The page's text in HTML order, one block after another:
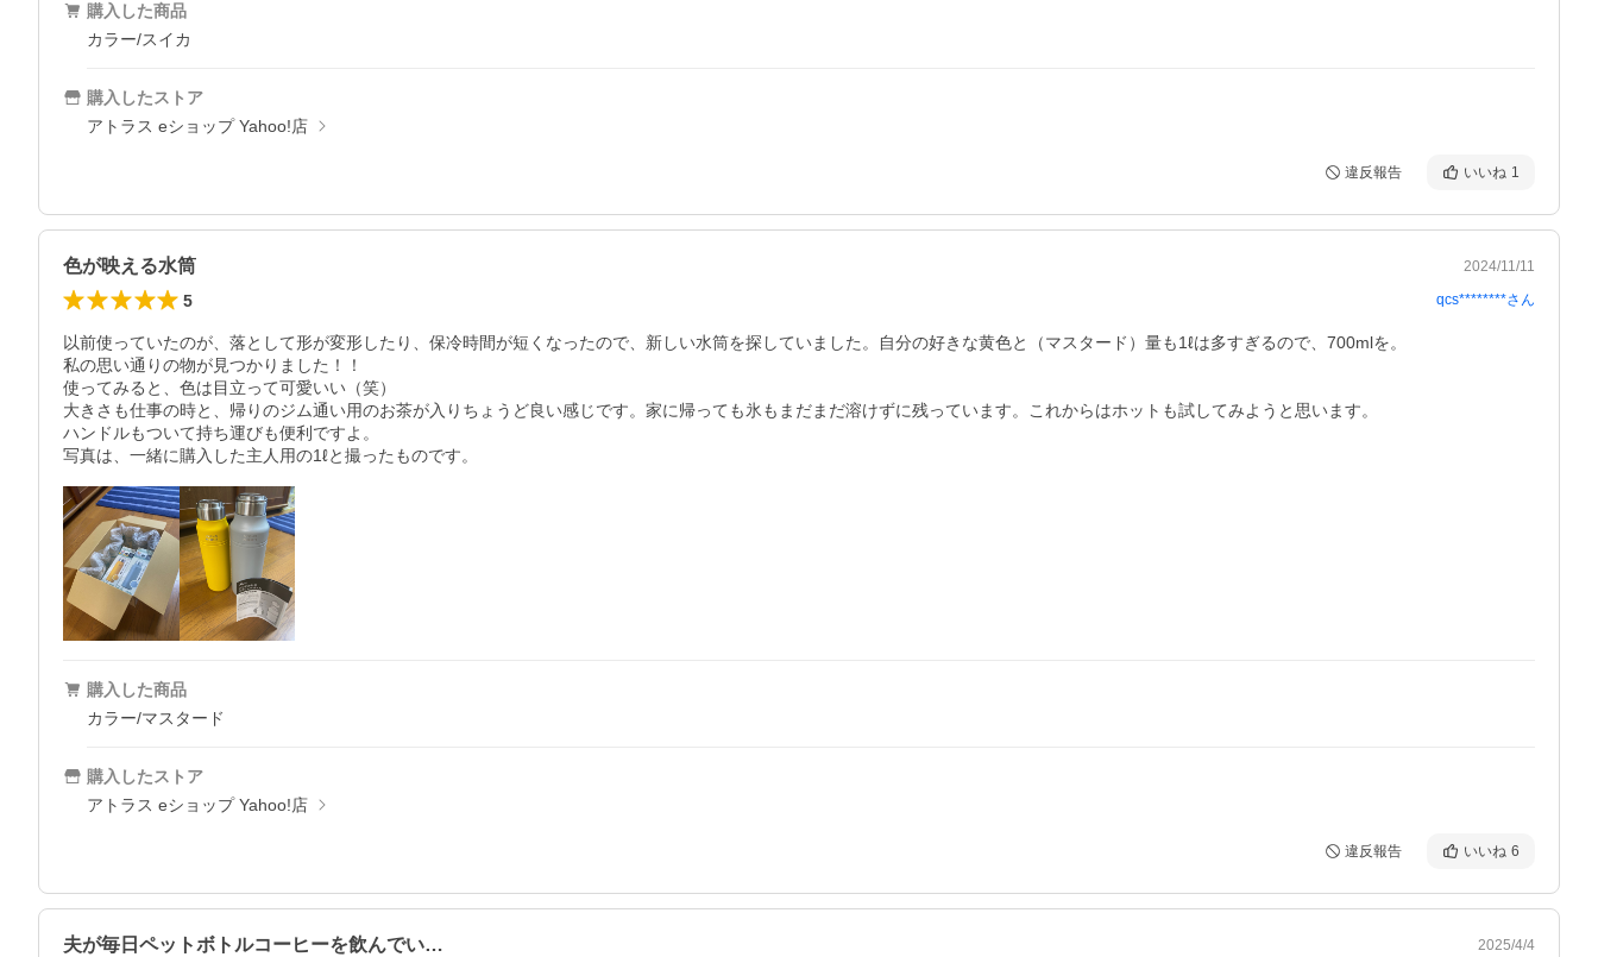
購入した商品
カラー/スイカ
購入したストア
アトラス eショップ Yahoo!店
違反報告 いいね 1
色が映える水筒 2024/11/11
5 qcs********さん
以前使っていたのが、落として形が変形したり、保冷時間が短くなったので、新しい水筒を探していました。自分の好きな黄色と（マスタード）量も1ℓは多すぎるので、700mlを。
私の思い通りの物が見つかりました！！
使ってみると、色は目立って可愛いい（笑）
大きさも仕事の時と、帰りのジム通い用のお茶が入りちょうど良い感じです。家に帰っても氷もまだまだ溶けずに残っています。これからはホットも試してみようと思います。
ハンドルもついて持ち運びも便利ですよ。
写真は、一緒に購入した主人用の1ℓと撮ったものです。
購入した商品
カラー/マスタード
購入したストア
アトラス eショップ Yahoo!店
違反報告 いいね 6
夫が毎日ペットボトルコーヒーを飲んでい… 2025/4/4